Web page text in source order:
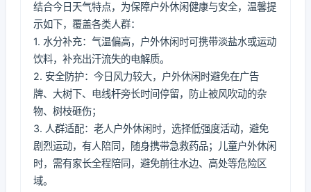
结合今日天气特点，为保障户外休闲健康与安全，温馨提
示如下，覆盖各类人群：
1. 水分补充：气温偏高，户外休闲时可携带淡盐水或运动
饮料，补充出汗流失的电解质。
2. 安全防护：今日风力较大，户外休闲时避免在广告
牌、大树下、电线杆旁长时间停留，防止被风吹动的杂
物、树枝砸伤；
3. 人群适配：老人户外休闲时，选择低强度活动，避免
剧烈运动，有人陪同，随身携带急救药品；儿童户外休闲
时，需有家长全程陪同，避免前往水边、高处等危险区
域。